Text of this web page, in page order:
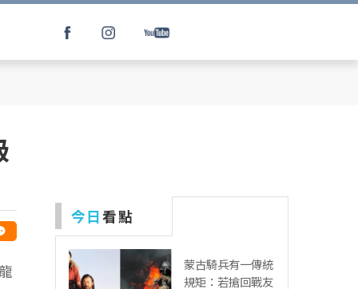
今日看點
蒙古騎兵有一傳統
規矩：若搶回戰友